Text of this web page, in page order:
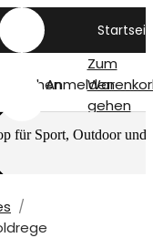
SuchenAnmelden
Zum
gehen
für Sport, Outdoor und